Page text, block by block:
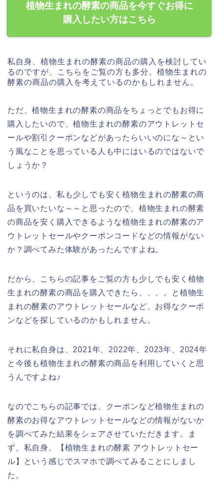
植物生まれの酵素の商品を今すぐお得に
購入したい方はこちら
私自身、植物生まれの酵素の商品の購入を検討してい
るのですが、こちらをご覧の方も多分、植物生まれの
酵素の商品の購入を考えているのかもしれません。
ただ、植物生まれの酵素の商品をちょっとでもお得に
購入したいので、植物生まれの酵素のアウトレットセ
ールや割引クーポンなどがあったらいいのにな～とい
う風なことを思っている人も中にはいるのではないで
しょうか？
というのは、私も少しでも安く植物生まれの酵素の商
品を買いたいな～～と思ったので、植物生まれの酵素
の商品を安く購入できるような植物生まれの酵素のア
ウトレットセールやクーポンコードなどの情報がない
か？調べてみた体験があったんですよね。
だから、こちらの記事をご覧の方も少しでも安く植物
生まれの酵素の商品を購入できたら、、、。と植物生
まれの酵素のアウトレットセールなど、お得なクーポ
ンなどを探しているのかもしれません。
それに私自身は、2021年、2022年、2023年、2024年
と今後も植物生まれの酵素の商品を利用していくと思
うんですよね♪
なのでこちらの記事では、クーポンなど植物生まれの
酵素のお得なアウトレットセールなどの情報がないか
を調べてみた結果をシェアさせていただきます。ま
ず、私自身、【植物生まれの酵素 アウトレットセー
ル】という感じでスマホで調べてみることにしまし
た。